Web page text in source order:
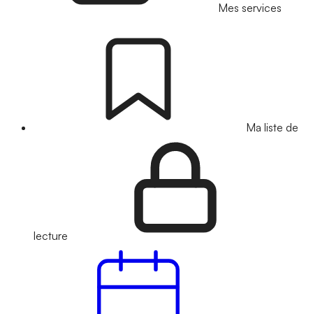
Mes services
Ma liste de
lecture